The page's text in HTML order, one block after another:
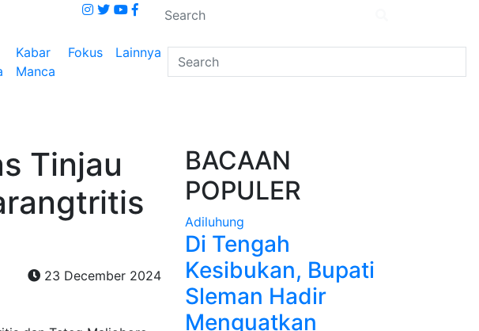
Kabar
Manca
Fokus Lainnya
Tinjau
23 December 2024
BACAAN
POPULER
Adiluhung
Di Tengah
Kesibukan, Bupati
Sleman Hadir
Menguatkan